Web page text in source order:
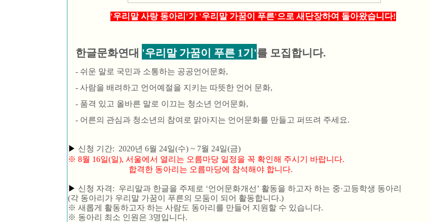
'우리말 사랑 동아리'가 '우리말 가꿈이 푸른'으로 새단장하여 돌아왔습니다!
한글문화연대 '우리말 가꿈이 푸른 1기'를 모집합니다.
- 쉬운 말로 국민과 소통하는 공공언어문화,
- 사람을 배려하고 언어예절을 지키는 따뜻한 언어 문화,
- 품격 있고 올바른 말로 이끄는 청소년 언어문화,
- 어른의 관심과 청소년의 참여로 맑아지는 언어문화를 만들고 퍼뜨려 주세요.
▶ 신청 기간: 2020년 6월 24일(수) ~ 7월 24일(금)
※ 8월 16일(일), 서울에서 열리는 오름마당 일정을 꼭 확인해 주시기 바랍니다.
합격한 동아리는 오름마당에 참석해야 합니다.
▶ 신청 자격: 우리말과 한글을 주제로 ‘언어문화개선’ 활동을 하고자 하는 중·고등학생 동아리
(각 동아리가 우리말 가꿈이 푸른의 모둠이 되어 활동합니다.)
※ 새롭게 활동하고자 하는 사람도 동아리를 만들어 지원할 수 있습니다.
※ 동아리 최소 인원은 3명입니다.